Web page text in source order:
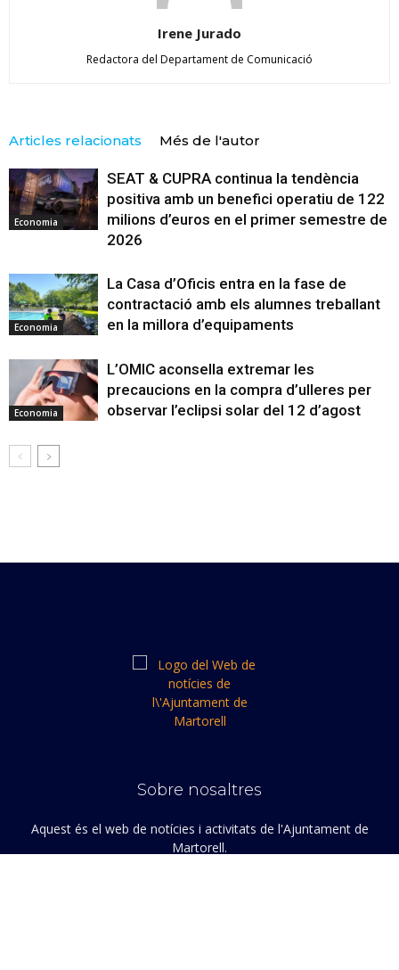
Irene Jurado
Redactora del Departament de Comunicació
Articles relacionats Més de l'autor
Economia
SEAT & CUPRA continua la tendència
positiva amb un benefici operatiu de 122
milions d’euros en el primer semestre de
2026
Economia
La Casa d’Oficis entra en la fase de
contractació amb els alumnes treballant
en la millora d’equipaments
Economia
L’OMIC aconsella extremar les
precaucions en la compra d’ulleres per
observar l’eclipsi solar del 12 d’agost
Sobre nosaltres
Aquest és el web de notícies i activitats de l'Ajuntament de
Martorell.